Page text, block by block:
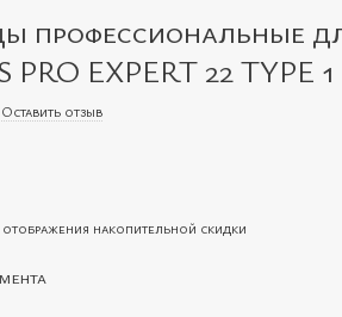
профессиональные
PRO EXPERT 22 TYPE 1
Оставить отзыв
отображения накопительной скидки